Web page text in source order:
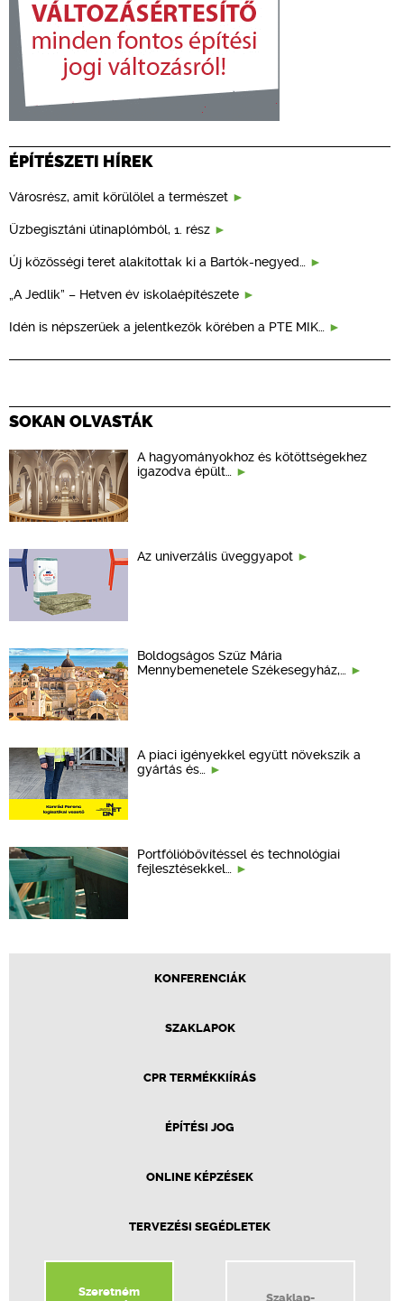
ÉPÍTÉSZETI HÍREK
Városrész, amit körülölel a természet
Üzbegisztáni útinaplómból, 1. rész
Új közösségi teret alakítottak ki a Bartók-negyed…
„A Jedlik” – Hetven év iskolaépítészete
Idén is népszerűek a jelentkezők körében a PTE MIK…
SOKAN OLVASTÁK
A hagyományokhoz és kötöttségekhez
igazodva épült…
Az univerzális üveggyapot
Boldogságos Szűz Mária
Mennybemenetele Székesegyház,…
A piaci igényekkel együtt növekszik a
gyártás és…
Portfólióbővítéssel és technológiai
fejlesztésekkel…
KONFERENCIÁK
SZAKLAPOK
CPR TERMÉKKIÍRÁS
ÉPÍTÉSI JOG
ONLINE KÉPZÉSEK
TERVEZÉSI SEGÉDLETEK
Szeretném
Szaklap-